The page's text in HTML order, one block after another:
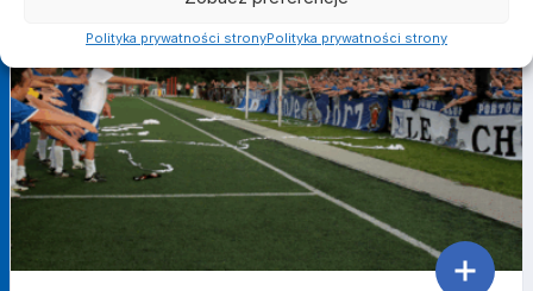
Polityka prywatności stronyPolityka prywatności strony